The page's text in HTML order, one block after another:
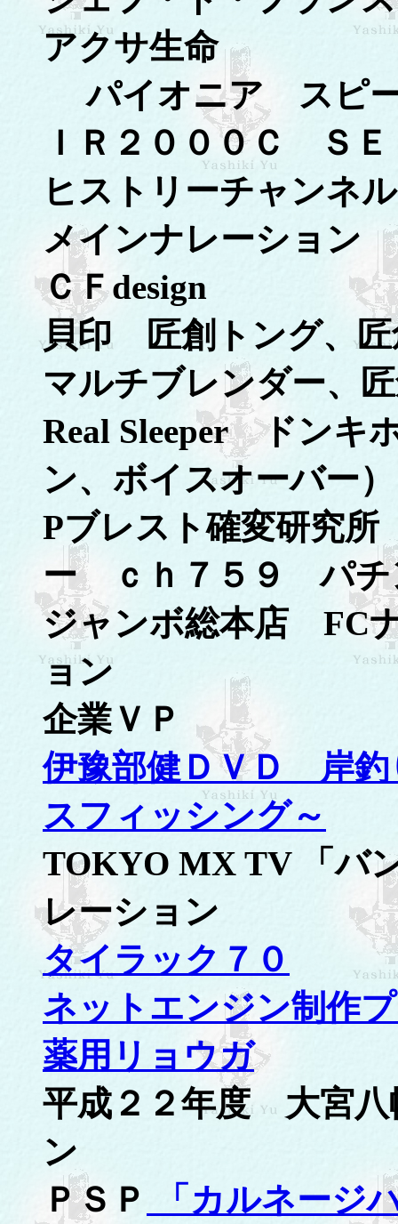
アクサ生命
パイオニア スピー
ＩＲ２０００Ｃ Ｓ
ヒストリーチャン
メインナレーション
ＣＦdesign
貝印 匠創トング、匠
マルチブレンダー、
Real Sleeper ドンキ
ン、ボイスオーバー）
Pブレスト確変研究所
ー ｃｈ７５９ パチ
ジャンボ総本店 FC
ョン
企業ＶＰ
伊豫部健ＤＶＤ 岸釣
スフィッシング～
TOKYO MX TV 「バ
レーション
タイラック７０
ネットエンジン制作
薬用リョウガ
平成２２年度 大宮
ン
ＰＳＰ
「カルネージ